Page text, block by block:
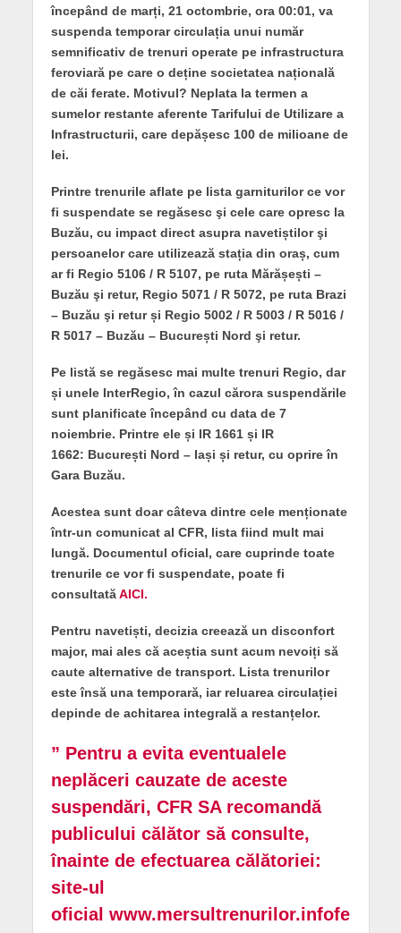
începând de marți, 21 octombrie, ora 00:01, va
suspenda temporar circulația unui număr
semnificativ de trenuri operate pe infrastructura
feroviară pe care o deține societatea națională
de căi ferate. Motivul? Neplata la termen a
sumelor restante aferente Tarifului de Utilizare a
Infrastructurii, care depășesc 100 de milioane de
lei.
Printre trenurile aflate pe lista garniturilor ce vor
fi suspendate se regăsesc şi cele care opresc la
Buzău, cu impact direct asupra navetiștilor şi
persoanelor care utilizează stația din oraș, cum
ar fi Regio 5106 / R 5107, pe ruta Mărășești –
Buzău şi retur, Regio 5071 / R 5072, pe ruta Brazi
– Buzău şi retur și Regio 5002 / R 5003 / R 5016 /
R 5017 – Buzău – București Nord şi retur.
Pe listă se regăsesc mai multe trenuri Regio, dar
și unele InterRegio, în cazul cărora suspendările
sunt planificate începând cu data de 7
noiembrie. Printre ele și IR 1661 și IR
1662: București Nord – Iași și retur, cu oprire în
Gara Buzău.
Acestea sunt doar câteva dintre cele menționate
într-un comunicat al CFR, lista fiind mult mai
lungă. Documentul oficial, care cuprinde toate
trenurile ce vor fi suspendate, poate fi
consultatăAICI.
Pentru navetiști, decizia creează un disconfort
major, mai ales că aceștia sunt acum nevoiți să
caute alternative de transport. Lista trenurilor
este însă una temporară, iar reluarea circulației
depinde de achitarea integrală a restanțelor.
” Pentru a evita eventualele
neplăceri cauzate de aceste
suspendări, CFR SA recomandă
publicului călător să consulte,
înainte de efectuarea călătoriei:
site-ul
oficial www.mersultrenurilor.infofe